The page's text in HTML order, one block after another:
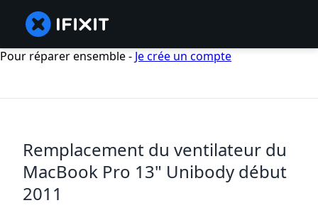
Pour réparer ensemble - Je crée un compte
Remplacement du ventilateur du
MacBook Pro 13" Unibody début
2011